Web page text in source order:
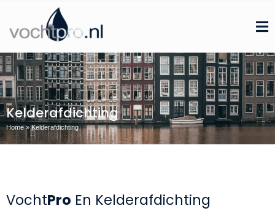
Kelderafdichting
Home»Kelderafdichting
VochtPro En Kelderafdichting